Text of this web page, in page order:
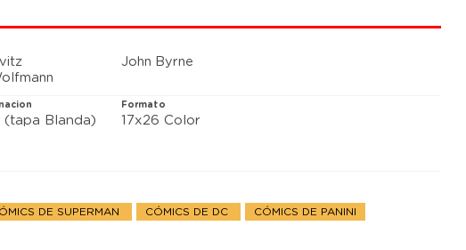
volumen incluye un número especial mítico, Action Comics
Superman y Wonder Woman.
John Byrne
(tapa Blanda)
Formato
17x26 Color
DE SUPERMAN CÓMICS DE DC CÓMICS DE PANINI